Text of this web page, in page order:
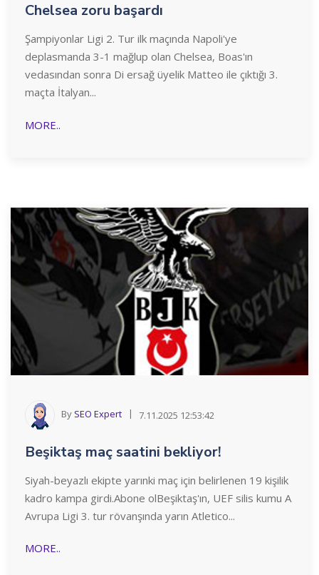
Chelsea zoru başardı
Şampiyonlar Ligi 2. Tur ilk maçında Napoli'ye
deplasmanda 3-1 mağlup olan Chelsea, Boas'ın
vedasından sonra Di ersağ üyelik Matteo ile çıktığı 3.
maçta İtalyan...
MORE..
By SEO Expert 7.11.2025 12:53:42
Beşiktaş maç saatini bekliyor!
Siyah-beyazlı ekipte yarınki maç için belirlenen 19 kişilik
kadro kampa girdi.Abone olBeşiktaş'ın, UEF silis kumu A
Avrupa Ligi 3. tur rövanşında yarın Atletico...
MORE..